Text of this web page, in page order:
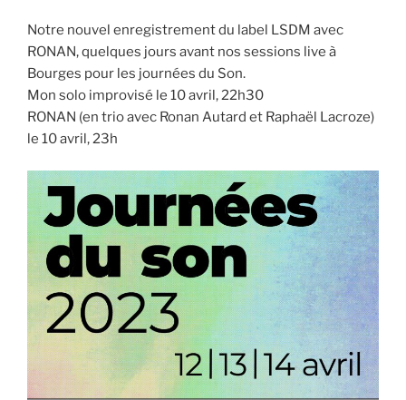
Notre nouvel enregistrement du label LSDM avec
RONAN, quelques jours avant nos sessions live à
Bourges pour les journées du Son.
Mon solo improvisé le 10 avril, 22h30
RONAN (en trio avec Ronan Autard et Raphaël Lacroze)
le 10 avril, 23h